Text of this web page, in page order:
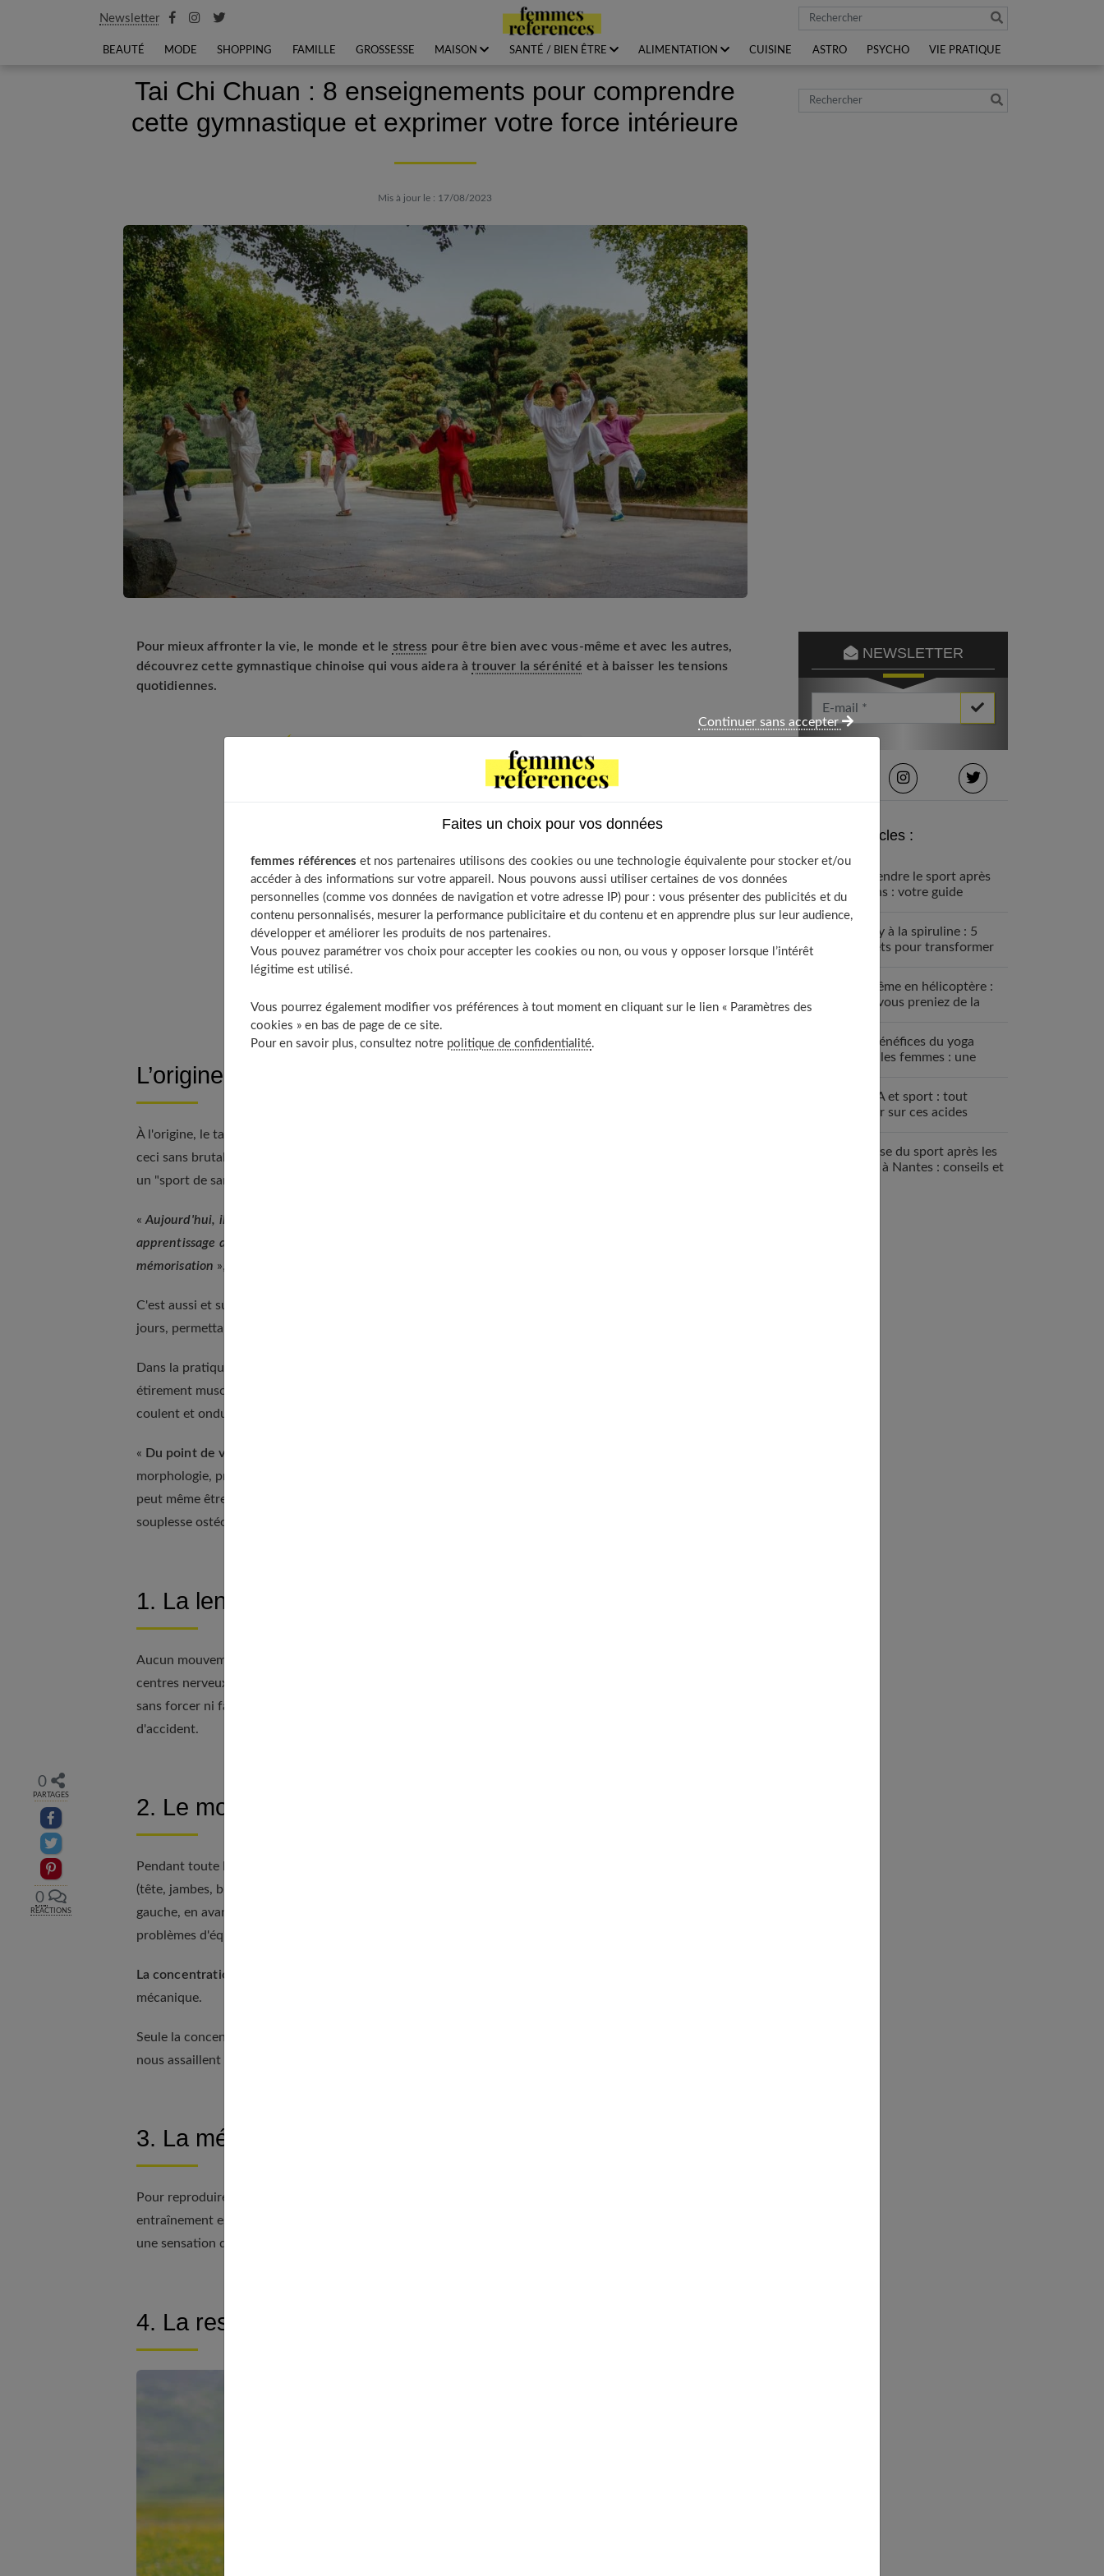
Newsletter Rechercher
BEAUTÉ MODE SHOPPING FAMILLE GROSSESSE MAISON SANTÉ / BIEN ÊTRE ALIMENTATION CUISINE ASTRO PSYCHO VIE PRATIQUE
Tai Chi Chuan : 8 enseignements pour comprendre
cette gymnastique et exprimer votre force intérieure
Mis à jour le : 17/08/2023
Pour mieux affronter la vie, le monde et le stress pour être bien avec vous-même et avec les autres,
découvrez cette gymnastique chinoise qui vous aidera àtrouver la sérénité et à baisser les tensions
quotidiennes.
0
PARTAGES
Partager sur facebook
Partager sur Twitter
Epingler sur Pinterest
0
RÉACTIONS
3. La mémoire joue sur la sérénité
4. La respiration profonde oxygène le corps
5. Le dos s’étire et la silhouette se redresse
6. Les jambes lourdes s’allègent
7. Les cuisses se musclent en douceur
L’origine du tai chi chuan
À l'origine, le tai chi chuan était
ceci sans brutalité. Au fil des siècles, l'art du combat a progressivement évolué pour devenir de nos jours
un "sport de santé".
«Aujourd'hui, il s'agit d'une gymnastique du corps qui est à la fois physique et mentale. Il permet un bon
apprentissage du geste et ses enchaînements exigent une grande concentration et une bonne
mémorisation », explique le docteur Gabon, médecin homéopathe et médecin du sport.
C'est aussi et surtout une
jours, permettant ainsi de pouvoir
Dans la pratique, tout est
étirement musculaire, flexion et extension. Les mouvements sont ronds, fluides, souples et lents. Ils
coulent et ondulent harmonieusement dans le calme et la douceur.
« Du point de vue médical, le tai chi est accessible à tous
morphologie, précise le docteur Gabon. Apaisant et tonifiant, c'est un sport d'entretien non violent qui
peut même être pratiqué pendant la grossesse. Il permet, en outre, d'acquérir ou de garder une bonne
souplesse ostéo-articulaire et musculaire. »
1. La lenteur est une précieuse alliée
Aucun mouvement ne doit se faire dans l'urgence,
centres nerveux ont donc tout le temps de solliciter doucement les muscles, tendons et articulations,
sans forcer ni faire mal. C'est pourquoi la pratique, même intensive, du tai chi chuan ne génère jamais
d'accident.
2. Le mouvement affirme l’équilibre
Pendant toute la séance,
(tête, jambes, bras, mains, etc.) s'oriente simultanément dans des directions différentes (à droite, à
gauche, en avant, en arrière, sur le côté, demi-tour...). C'est efficace sur- tout pour ceux qui ont des
problèmes d'équilibre ou de vertige.
La concentration entraîne la maîtrise du geste.
mécanique.
Seule la concentration permet "d'être dans le mouvement" et d'évacuer le flot de pensées parasites qui
nous assaillent constamment pour parvenir à la maîtrise du geste.
3. La mémoire joue sur la sérénité
Pour reproduire correctement les enchaînements,
entraînement est possible à tout âge avec un peu de persévérance. Réaliser un enchaînement provoque
une sensation de sérénité.
4. La respiration profonde oxygène le corps
Rechercher
NEWSLETTER
Votre Email *
Derniers articles :
Reprendre le sport après
40 ans : votre guide
aventure active
Whey à la spiruline : 5
secrets pour transformer
Baptême en hélicoptère :
et si vous preniez de la
Les bénéfices du yoga
pour les femmes : une
BCAA et sport : tout
savoir sur ces acides
Reprise du sport après les
fêtes à Nantes : conseils et
Faites un choix pour vos données
femmes références et nos partenaires utilisons des cookies ou une technologie équivalente pour stocker et/ou
accéder à des informations sur votre appareil. Nous pouvons aussi utiliser certaines de vos données
personnelles (comme vos données de navigation et votre adresse IP) pour : vous présenter des publicités et du
contenu personnalisés, mesurer la performance publicitaire et du contenu et en apprendre plus sur leur audience,
développer et améliorer les produits de nos partenaires.
Vous pouvez paramétrer vos choix pour accepter les cookies ou non, ou vous y opposer lorsque l’intérêt
légitime est utilisé.
Vous pourrez également modifier vos préférences à tout moment en cliquant sur le lien « Paramètres des
cookies » en bas de page de ce site.
Pour en savoir plus, consultez notre politique de confidentialité.
Continuer sans accepter